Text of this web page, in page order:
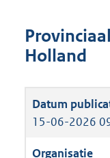
Holland
15-06-2026